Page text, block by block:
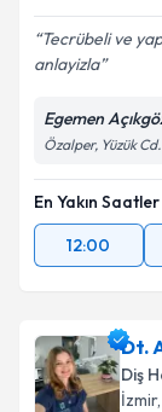
Tecrübeli ve
anlayizla
Egemen
Özalper, Yüzük
En Yakın Saatler
12:00
Dt.
Diş
İzmir,